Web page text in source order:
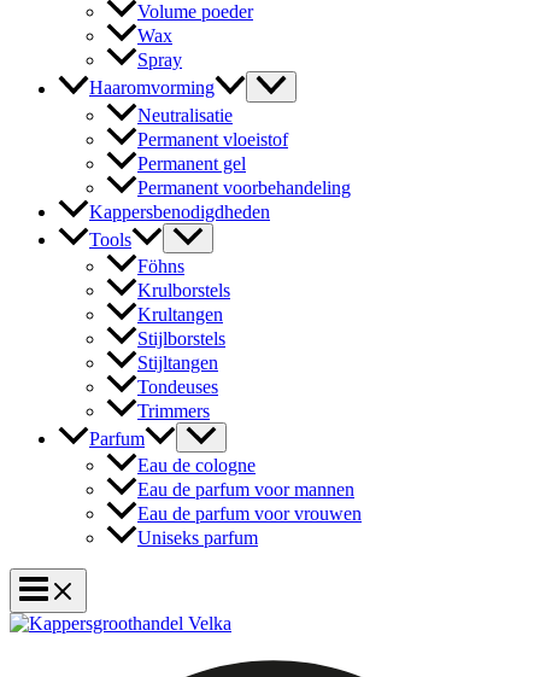
Volume poeder
Wax
Spray
Haaromvorming
Neutralisatie
Permanent vloeistof
Permanent gel
Permanent voorbehandeling
Kappersbenodigdheden
Tools
Föhns
Krulborstels
Krultangen
Stijlborstels
Stijltangen
Tondeuses
Trimmers
Parfum
Eau de cologne
Eau de parfum voor mannen
Eau de parfum voor vrouwen
Uniseks parfum